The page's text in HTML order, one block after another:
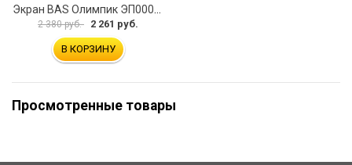
2 380 руб. 2 261 руб.
В КОРЗИНУ
Просмотренные товары